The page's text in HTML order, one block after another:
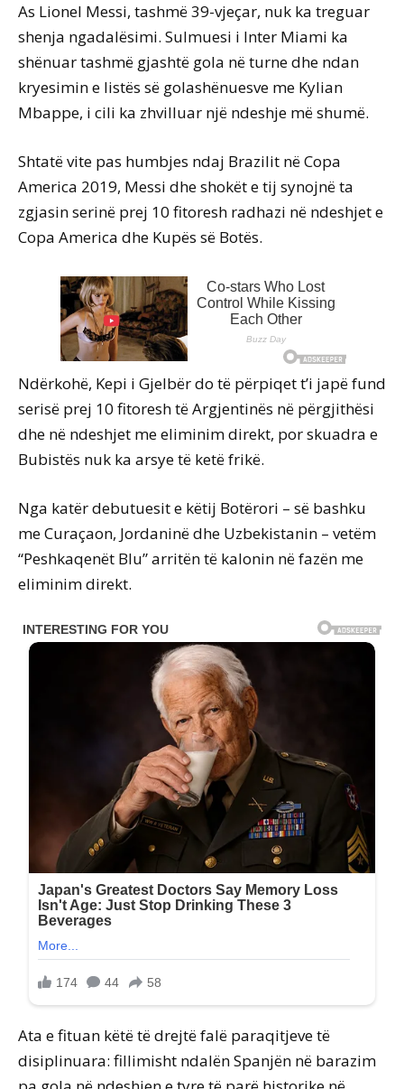
As Lionel Messi, tashmë 39-vjeçar, nuk ka treguar
shenja ngadalësimi. Sulmuesi i Inter Miami ka
shënuar tashmë gjashtë gola në turne dhe ndan
kryesimin e listës së golashënuesve me Kylian
Mbappe, i cili ka zhvilluar një ndeshje më shumë.
Shtatë vite pas humbjes ndaj Brazilit në Copa
America 2019, Messi dhe shokët e tij synojnë ta
zgjasin serinë prej 10 fitoresh radhazi në ndeshjet e
Copa America dhe Kupës së Botës.
Ndërkohë, Kepi i Gjelbër do të përpiqet t’i japë fund
serisë prej 10 fitoresh të Argjentinës në përgjithësi
dhe në ndeshjet me eliminim direkt, por skuadra e
Bubistës nuk ka arsye të ketë frikë.
Nga katër debutuesit e këtij Botërori – së bashku
me Curaçaon, Jordaninë dhe Uzbekistanin – vetëm
“Peshkaqenët Blu” arritën të kalonin në fazën me
eliminim direkt.
Ata e fituan këtë të drejtë falë paraqitjeve të
disiplinuara: fillimisht ndalën Spanjën në barazim